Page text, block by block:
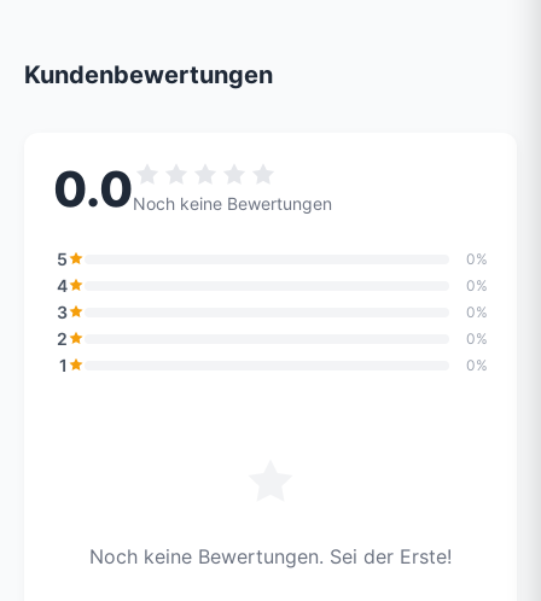
Kundenbewertungen
0.0Noch keine Bewertungen
5 0%
4 0%
3 0%
2 0%
1 0%
Noch keine Bewertungen. Sei der Erste!